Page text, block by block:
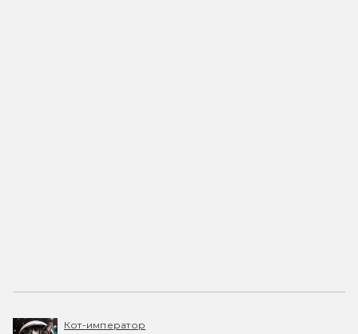
Кот-император